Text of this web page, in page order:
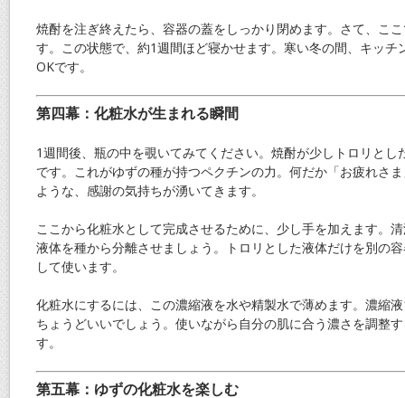
焼酎を注ぎ終えたら、容器の蓋をしっかり閉めます。さて、こ
す。この状態で、約1週間ほど寝かせます。寒い冬の間、キッチ
OKです。
第四幕：化粧水が生まれる瞬間
1週間後、瓶の中を覗いてみてください。焼酎が少しトロリとし
です。これがゆずの種が持つペクチンの力。何だか「お疲れさ
ような、感謝の気持ちが湧いてきます。
ここから化粧水として完成させるために、少し手を加えます。
液体を種から分離させましょう。トロリとした液体だけを別の
して使います。
化粧水にするには、この濃縮液を水や精製水で薄めます。濃縮
ちょうどいいでしょう。使いながら自分の肌に合う濃さを調整
す。
第五幕：ゆずの化粧水を楽しむ